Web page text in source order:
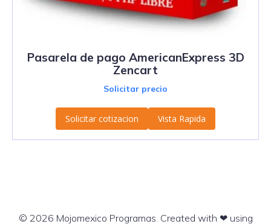
Pasarela de pago AmericanExpress 3D
Zencart
Solicitar precio
Solicitar cotizacion Vista Rapida
© 2026 Mojomexico Programas. Created with ❤ using